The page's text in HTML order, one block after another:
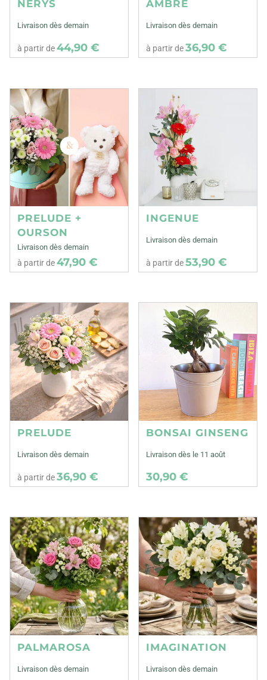
NERYS
Livraison dès demain
à partir de44,90 €
AMBRE
Livraison dès demain
à partir de36,90 €
PRELUDE +
OURSON
Livraison dès demain
à partir de47,90 €
INGENUE
Livraison dès demain
à partir de53,90 €
PRELUDE
Livraison dès demain
à partir de36,90 €
BONSAI GINSENG
Livraison dès le 11 août
30,90 €
PALMAROSA
Livraison dès demain
IMAGINATION
Livraison dès demain